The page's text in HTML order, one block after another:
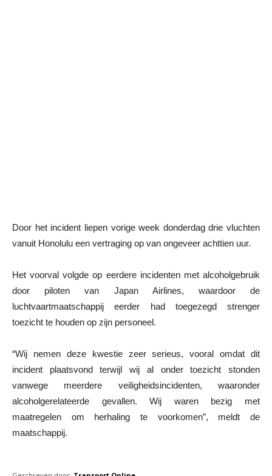
Door het incident liepen vorige week donderdag drie vluchten
vanuit Honolulu een vertraging op van ongeveer achttien uur.
Het voorval volgde op eerdere incidenten met alcoholgebruik
door piloten van Japan Airlines, waardoor de
luchtvaartmaatschappij eerder had toegezegd strenger
toezicht te houden op zijn personeel.
“Wij nemen deze kwestie zeer serieus, vooral omdat dit
incident plaatsvond terwijl wij al onder toezicht stonden
vanwege meerdere veiligheidsincidenten, waaronder
alcoholgerelateerde gevallen. Wij waren bezig met
maatregelen om herhaling te voorkomen”, meldt de
maatschappij.